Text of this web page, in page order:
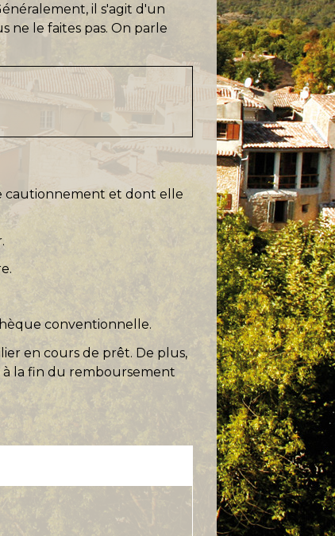
il s'agit d'un
ne le faites pas. On parle
cautionnement et dont elle
conventionnelle.
en cours de prêt. De plus,
à la fin du remboursement